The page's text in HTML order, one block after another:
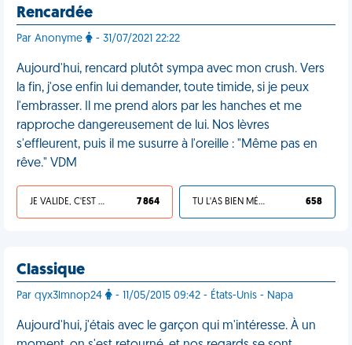
Rencardée
Par Anonyme - 31/07/2021 22:22
Aujourd'hui, rencard plutôt sympa avec mon crush. Vers
la fin, j'ose enfin lui demander, toute timide, si je peux
l'embrasser. Il me prend alors par les hanches et me
rapproche dangereusement de lui. Nos lèvres
s'effleurent, puis il me susurre à l'oreille : "Même pas en
rêve." VDM
JE VALIDE, C'EST UNE VDM 7 864 TU L'AS BIEN MÉRITÉ 658
Classique
Par qyx3lmnop24 - 11/05/2015 09:42 - États-Unis - Napa
Aujourd'hui, j'étais avec le garçon qui m'intéresse. À un